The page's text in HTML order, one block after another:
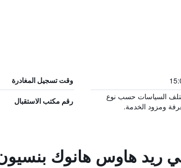
وقت تسجيل المغادرة
السياسات حسب نوع
ومزود الخدمة.
رقم مكتب الاستقبال
ريد هاوس هانوك